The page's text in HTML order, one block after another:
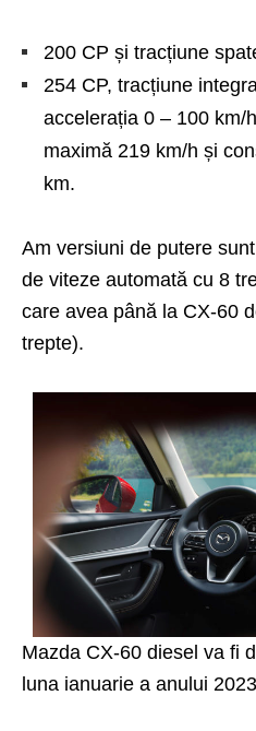
200 CP și tracțiune
254 CP, tracțiune
accelerația 0 – 100 km/
maximă 219 km/h și
km.
Am versiuni de putere
de viteze automată cu 8
care avea până la CX-60
trepte).
Mazda CX-60 diesel va fi
luna ianuarie a anului